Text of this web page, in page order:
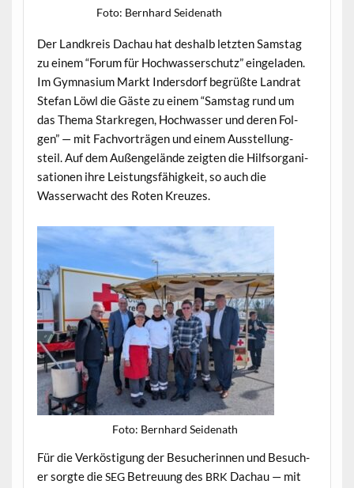
Foto: Bern­hard Seidenath
Der Land­kreis Dachau hat deshalb let­zten Sam­stag
zu einem “Forum für Hochwasser­schutz” ein­ge­laden.
Im Gym­na­si­um Markt Inder­s­dorf begrüßte Lan­drat
Ste­fan Löwl die Gäste zu einem “Sam­stag rund um
das The­ma Starkre­gen, Hochwass­er und deren Fol­
gen” — mit Fachvorträ­gen und einem Ausstel­lung­
steil. Auf dem Außen­gelände zeigten die Hil­f­sor­gan­i­
sa­tio­nen ihre Leis­tungs­fähigkeit, so auch die
Wasserwacht des Roten Kreuzes.
Foto: Bern­hard Seidenath
Für die Verkös­ti­gung der Besucherin­nen und Besuch­
er sorgte dieSEGBetreu­ung des BRK Dachau — mit